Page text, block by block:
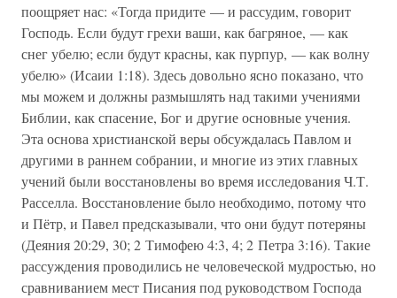
поощряет нас: «Тогда придите — и рассудим, говорит
Господь. Если будут грехи ваши, как багряное, — как
снег убелю; если будут красны, как пурпур, — как волну
убелю» (Исаии 1:18). Здесь довольно ясно показано, что
мы можем и должны размышлять над такими учениями
Библии, как спасение, Бог и другие основные учения.
Эта основа христианской веры обсуждалась Павлом и
другими в раннем собрании, и многие из этих главных
учений были восстановлены во время исследования Ч.Т.
Расселла. Восстановление было необходимо, потому что
и Пётр, и Павел предсказывали, что они будут потеряны
(Деяния 20:29, 30; 2 Тимофею 4:3, 4; 2 Петра 3:16). Такие
рассуждения проводились не человеческой мудростью, но
сравниванием мест Писания под руководством Господа